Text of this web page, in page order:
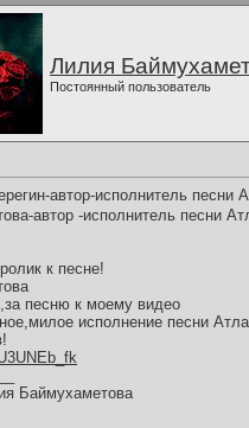
Лилия
Постоянный пользователь
автор-исполнитель песни
автор -исполнитель песни
к песне!
песню к моему видео
исполнение песни
Баймухаметова